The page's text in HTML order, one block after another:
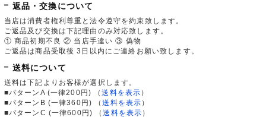
返品・交換について
当店は消費者権利尊重と法令遵守を約束致します。
ご返品及び交換は下記理由のみ対応致します。
① 商品初期不良 ② 当店手違い ③ 偽物
ご返品は商品受取後 3日以内にご連絡お願い致します。
送料について
送料は下記よりお客様が選択します。
■パターンA (一律200円)
（送料を表示 ）
■パターンB (一律360円)
（送料を表示 ）
■パターンC (一律600円)
（送料を表示 ）